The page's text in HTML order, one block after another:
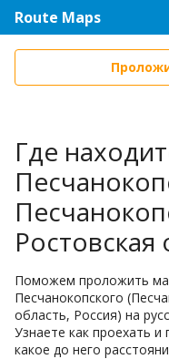
Route Maps
Где
Ростовская
Поможем проложить
Песчанокопского
область, Россия) на
Узнаете как проехать и
какое до него